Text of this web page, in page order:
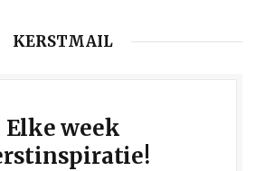
KERSTMAIL
Elke week